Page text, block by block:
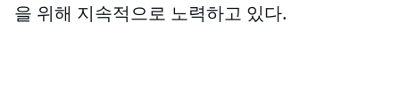
을 위해 지속적으로 노력하고 있다.